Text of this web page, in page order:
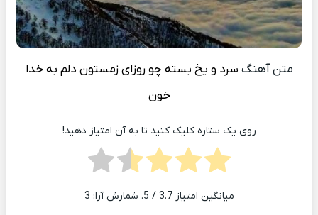
متن آهنگ سرد و یخ بسته چو روزای زمستون دلم به خدا
خون
روی یک ستاره کلیک کنید تا به آن امتیاز دهید!
میانگین امتیاز3.7 / 5. شمارش آرا: 3